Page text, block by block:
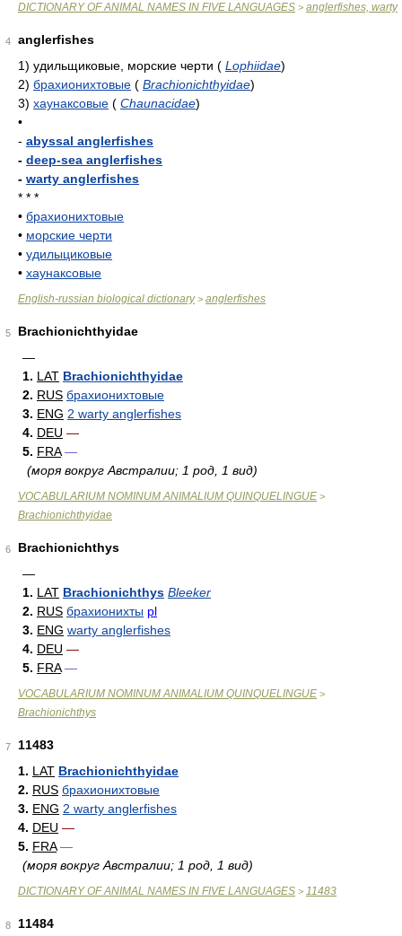
DICTIONARY OF ANIMAL NAMES IN FIVE LANGUAGES > anglerfishes, warty
4
anglerfishes
1) удильщиковые, морские черти ( Lophiidae)
2) брахионихтовые ( Brachionichthyidae)
3) хаунаксовые ( Chaunacidae)
•
- abyssal anglerfishes
- deep-sea anglerfishes
- warty anglerfishes
* * *
• брахионихтовые
• морские черти
• удилыциковые
• хаунаксовые
English-russian biological dictionary> anglerfishes
5
Brachionichthyidae
—
1. LAT Brachionichthyidae
2. RUS брахионихтовые
3. ENG 2 warty anglerfishes
4. DEU —
5. FRA —
(моря вокруг Австралии; 1 род, 1 вид)
VOCABULARIUM NOMINUM ANIMALIUM QUINQUELINGUE >
Brachionichthyidae
6
Brachionichthys
—
1. LAT Brachionichthys Bleeker
2. RUS брахионихты pl
3. ENG warty anglerfishes
4. DEU —
5. FRA —
VOCABULARIUM NOMINUM ANIMALIUM QUINQUELINGUE >
Brachionichthys
7
11483
1. LAT Brachionichthyidae
2. RUS брахионихтовые
3. ENG 2 warty anglerfishes
4. DEU —
5. FRA —
(моря вокруг Австралии; 1 род, 1 вид)
DICTIONARY OF ANIMAL NAMES IN FIVE LANGUAGES > 11483
8 11484